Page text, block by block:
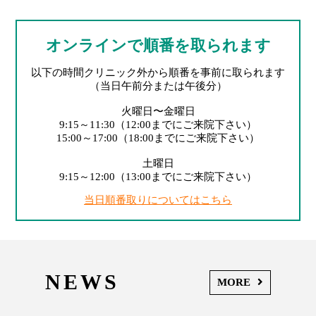
オンラインで順番を取られます
以下の時間クリニック外から順番を事前に取られます
（当日午前分または午後分）
火曜日〜金曜日
9:15～11:30（12:00までにご来院下さい）
15:00～17:00（18:00までにご来院下さい）
土曜日
9:15～12:00（13:00までにご来院下さい）
当日順番取りについてはこちら
NEWS MORE